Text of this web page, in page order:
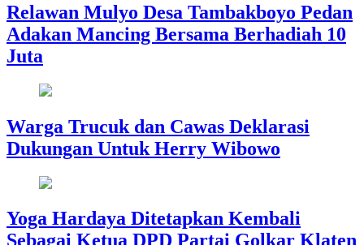
Relawan Mulyo Desa Tambakboyo Pedan
Adakan Mancing Bersama Berhadiah 10
Juta
Warga Trucuk dan Cawas Deklarasi
Dukungan Untuk Herry Wibowo
Yoga Hardaya Ditetapkan Kembali
Sebagai Ketua DPD Partai Golkar Klaten